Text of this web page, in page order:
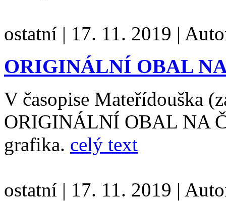
ostatní | 17. 11. 2019 |
ORIGINÁLNÍ OBAL
V časopise Mateřídouška
ORIGINÁLNÍ OBAL NA
grafika. celý text
ostatní | 17. 11. 2019 |